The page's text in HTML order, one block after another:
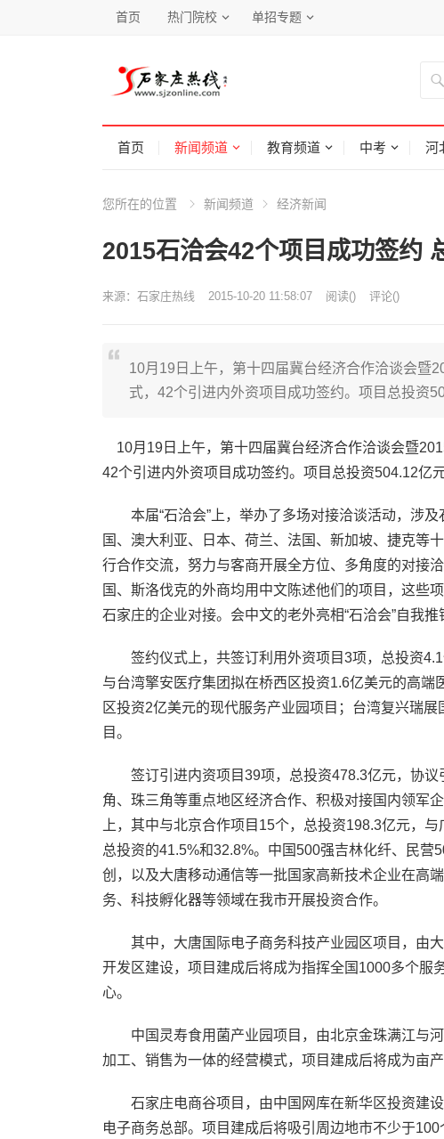
首页 热门院校 单招专题
首页 新闻频道 教育频道 中考 河
您所在的位置 新闻频道 经济新闻
2015石洽会42个项目成功签约
来源： 石家庄热线 2015-10-20 11:58:07 阅读() 评论()
10月19日上午，第十四届冀台经济合作洽谈会暨
式，42个引进内外资项目成功签约。项目总投资
10月19日上午，第十四届冀台经济合作洽谈会暨
42个引进内外资项目成功签约。项目总投资504.12亿
本届“石洽会”上，举办了多场对接洽谈活动，涉及
国、澳大利亚、日本、荷兰、法国、新加坡、捷克等
行合作交流，努力与客商开展全方位、多角度的对接
国、斯洛伐克的外商均用中文陈述他们的项目，这些
石家庄的企业对接。会中文的老外亮相“石洽会”自我推
签约仪式上，共签订利用外资项目3项，总投资4.1
与台湾擎安医疗集团拟在桥西区投资1.6亿美元的高
区投资2亿美元的现代服务产业园项目；台湾复兴瑞
目。
签订引进内资项目39项，总投资478.3亿元，协议
角、珠三角等重点地区经济合作、积极对接国内领军
上，其中与北京合作项目15个，总投资198.3亿元，
总投资的41.5%和32.8%。中国500强吉林化纤、民
创，以及大唐移动通信等一批国家高新技术企业在高
务、科技孵化器等领域在我市开展投资合作。
其中，大唐国际电子商务科技产业园区项目，由大
开发区建设，项目建成后将成为指挥全国1000多个服
心。
中国灵寿食用菌产业园项目，由北京金珠满江与河
加工、销售为一体的经营模式，项目建成后将成为亩
石家庄电商谷项目，由中国网库在新华区投资建设
电子商务总部。项目建成后将吸引周边地市不少于